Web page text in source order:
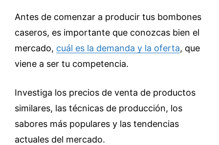
Antes de comenzar a producir tus bombones
caseros, es importante que conozcas bien el
mercado, cuál es la demanda y la oferta, que
viene a ser tu competencia.
Investiga los precios de venta de productos
similares, las técnicas de producción, los
sabores más populares y las tendencias
actuales del mercado.